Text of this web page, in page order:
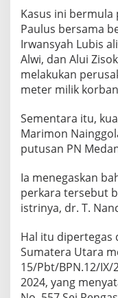
Kasus ini bermula
Paulus bersama
Irwansyah Lubis
Alwi, dan Alui
melakukan
meter milik
Sementara itu,
Marimon
putusan PN
Ia menegaskan
perkara tersebut
istrinya, dr. T.
Hal itu dipertegas
Sumatera Utara
15/Pbt/BPN.12/
2024, yang